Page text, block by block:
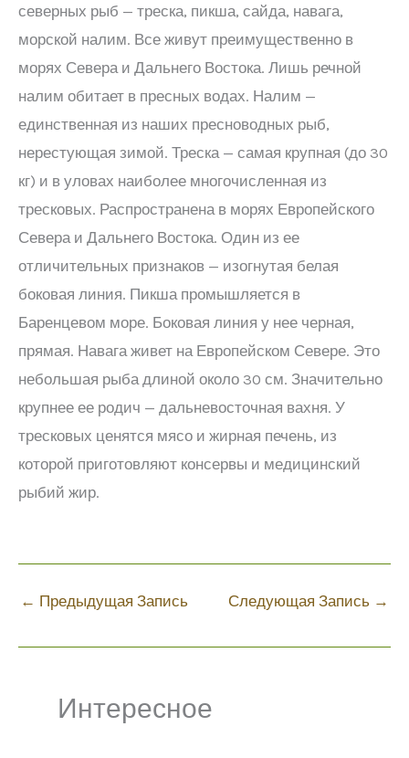
северных рыб — треска, пикша, сайда, навага,
морской налим. Все живут преимущественно в
морях Севера и Дальнего Востока. Лишь речной
налим обитает в пресных водах. Налим —
единственная из наших пресноводных рыб,
нерестующая зимой. Треска — самая крупная (до 30
кг) и в уловах наиболее многочисленная из
тресковых. Распространена в морях Европейского
Севера и Дальнего Востока. Один из ее
отличительных признаков — изогнутая белая
боковая линия. Пикша промышляется в
Баренцевом море. Боковая линия у нее черная,
прямая. Навага живет на Европейском Севере. Это
небольшая рыба длиной около 30 см. Значительно
крупнее ее родич — дальневосточная вахня. У
тресковых ценятся мясо и жирная печень, из
которой приготовляют консервы и медицинский
рыбий жир.
← Предыдущая Запись Следующая Запись →
Интересное